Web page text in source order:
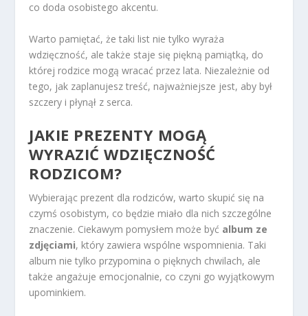
co doda osobistego akcentu.
Warto pamiętać, że taki list nie tylko wyraża
wdzięczność, ale także staje się piękną pamiątką, do
której rodzice mogą wracać przez lata. Niezależnie od
tego, jak zaplanujesz treść, najważniejsze jest, aby był
szczery i płynął z serca.
JAKIE PREZENTY MOGĄ
WYRAZIĆ WDZIĘCZNOŚĆ
RODZICOM?
Wybierając prezent dla rodziców, warto skupić się na
czymś osobistym, co będzie miało dla nich szczególne
znaczenie. Ciekawym pomysłem może być album ze
zdjęciami, który zawiera wspólne wspomnienia. Taki
album nie tylko przypomina o pięknych chwilach, ale
także angażuje emocjonalnie, co czyni go wyjątkowym
upominkiem.